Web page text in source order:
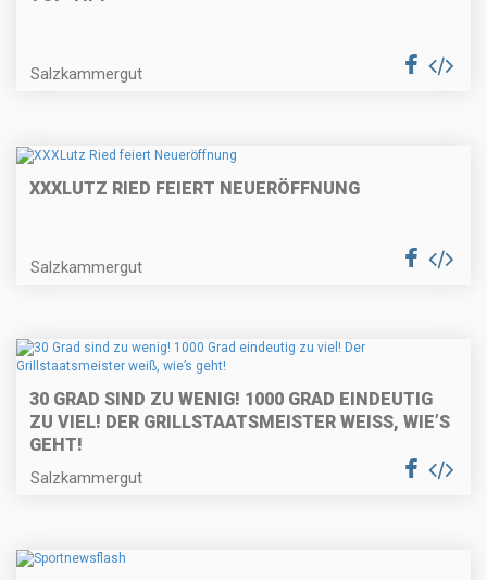
Salzkammergut
XXXLUTZ RIED FEIERT NEUERÖFFNUNG
Salzkammergut
30 GRAD SIND ZU WENIG! 1000 GRAD EINDEUTIG
ZU VIEL! DER GRILLSTAATSMEISTER WEISS, WIE’S G
EHT!
Salzkammergut